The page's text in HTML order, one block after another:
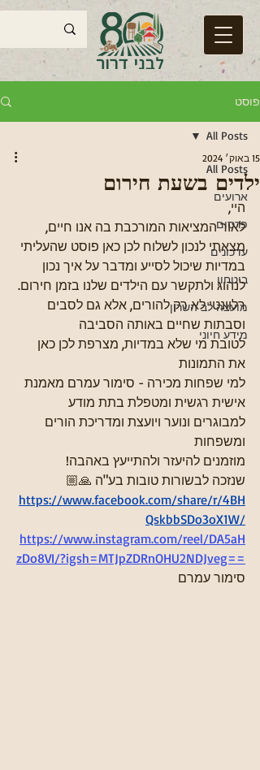
פוסט
All Posts
ארועים
פרסום
עדכונים
ביטחון
מועצה לב השרון
מידע חיוני
All Posts
ילדים בשעת חירום
15 באוק׳ 2024
היי,
לאור המציאות המורכבת בה אנו חיים,
מצאתי לנכון לשלוח לכן כאן פוסט שהעליתי
במדיות שיכול לסייע ומדבר על איך נכון
לנהוג ולתקשר עם הילדים שלנו בזמן חירום.
רלוונטי לא רק להורים, אלא גם לסבים
וסבתות שחיים באותה הסביבה
לטובת מי שלא במדיות, מצרפת לכן כאן
את התמונות
למי שפחות מכירה - סימור עמרם מאמנת
אישית רגשית ומטפלת בתת מודע
למבוגרים ונוער ויועצת ומדריכת הורים
ומשפחות
מוזמנים להיעזר ולהתייעץ באהבה!
שנזכה לבשורות טובות בע"ה 🙏🏼
https://www.facebook.com/share/r/4BH
QskbbSDo3oX1W/
https://www.instagram.com/reel/DA5aH
zDo8VI/?igsh=MTJpZDRnOHU2NDJveg==
סימור עמרם